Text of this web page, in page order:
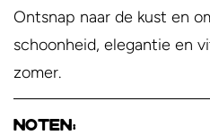
Ontsnap naar de kust en
schoonheid, elegantie en
zomer.
Noten: